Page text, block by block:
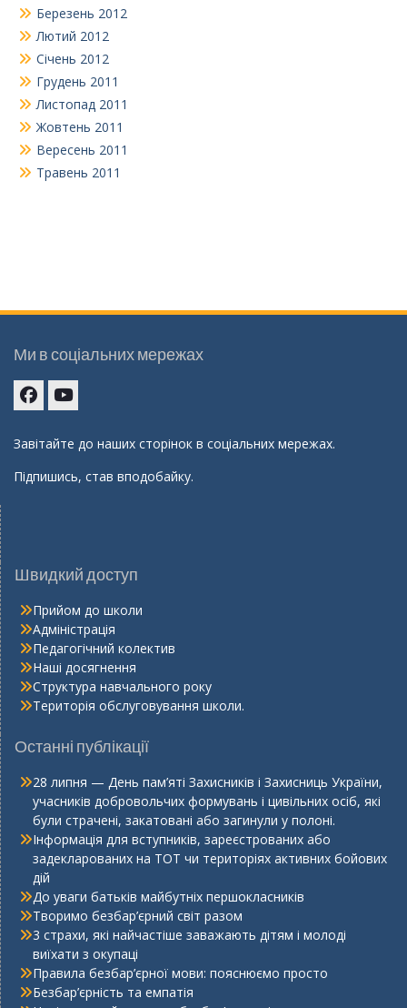
Березень 2012
Лютий 2012
Січень 2012
Грудень 2011
Листопад 2011
Жовтень 2011
Вересень 2011
Травень 2011
Ми в соціальних мережах
Завітайте до наших сторінок в соціальних мережах.
Підпишись, став вподобайку.
Швидкий доступ
Прийом до школи
Адміністрація
Педагогічний колектив
Наші досягнення
Структура навчального року
Територія обслуговування школи.
Останні публікації
28 липня — День пам’яті Захисників і Захисниць України,
учасників добровольчих формувань і цивільних осіб, які
були страчені, закатовані або загинули у полоні.
Інформація для вступників, зареєстрованих або
задекларованих на ТОТ чи територіях активних бойових
дій
До уваги батьків майбутніх першокласників
Творимо безбар’єрний світ разом
3 страхи, які найчастіше заважають дітям і молоді
виїхати з окупаці
Правила безбар’єрної мови: пояснюємо просто
Безбар’єрність та емпатія